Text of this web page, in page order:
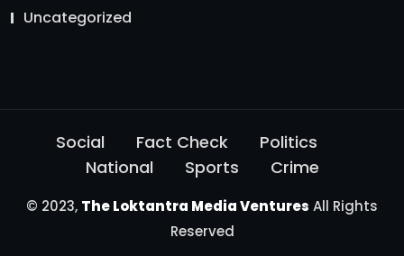
Uncategorized
Social Fact Check
Politics
National
Sports Crime
© 2023, The Loktantra Media Ventures All Rights
Reserved